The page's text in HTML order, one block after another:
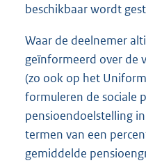
beschikbaar wordt
Waar de deelnemer
geïnformeerd over de
(zo ook op het
formuleren de sociale
pensioendoelstelling
termen van een
gemiddelde